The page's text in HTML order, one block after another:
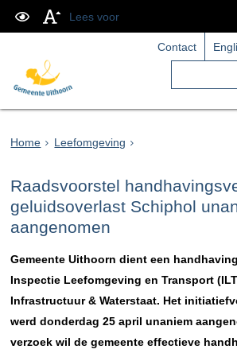
Lees voor
Contact
Home Leefomgeving
Raadsvoorstel
geluidsoverlast Schiphol
aangenomen
Gemeente Uithoorn dient een
Inspectie Leefomgeving en Transport
Infrastructuur & Waterstaat. Het
werd donderdag 25 april unaniem
verzoek wil de gemeente effectieve